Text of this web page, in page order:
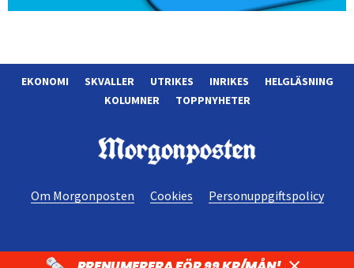
EKONOMI SKVALLER UTRIKES INRIKES
HELGLÄSNING
KOLUMNER
TOPPNYHETER
Om Morgonposten Cookies Personuppgiftspolicy